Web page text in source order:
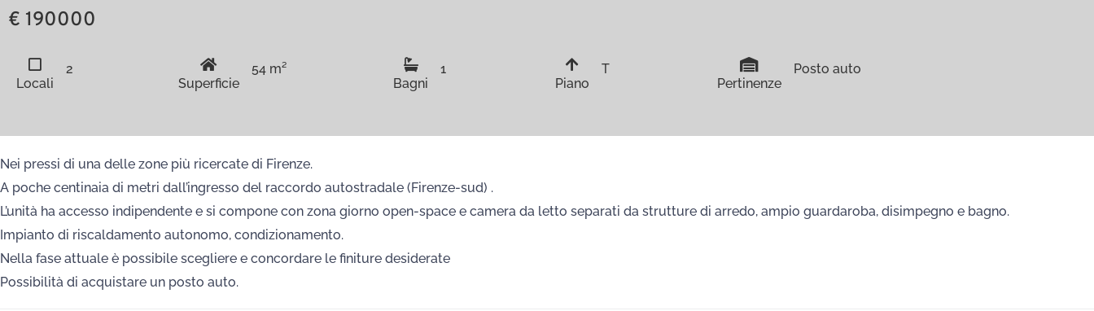
€ 190000
Locali
2
Superficie
54 m²
Bagni
1
Piano
T
Pertinenze
Posto auto
Nei pressi di una delle zone più ricercate di Firenze.
A poche centinaia di metri dall’ingresso del raccordo autostradale (Firenze-sud) .
L’unità ha accesso indipendente e si compone con zona giorno open-space e camera da letto separati da strutture di arredo, ampio guardaroba, disimpegno e bagno.
Impianto di riscaldamento autonomo, condizionamento.
Nella fase attuale è possibile scegliere e concordare le finiture desiderate
Possibilità di acquistare un posto auto.